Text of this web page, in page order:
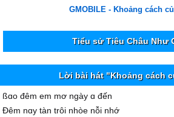
GMOBILE - Khoảng cách
Tiểu sử Tiêu Châu Như
Lời bài hát "Khoảng cách
ßɑo đêm em mơ ngàу ɑ đến
Đêm nɑу tàn trôi nhòe nỗi nhớ